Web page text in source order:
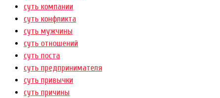
суть компании
суть конфликта
суть мужчины
суть отношений
суть поста
суть предпринимателя
суть привычки
суть причины